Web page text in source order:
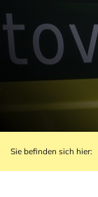
Sie befinden sich hier: